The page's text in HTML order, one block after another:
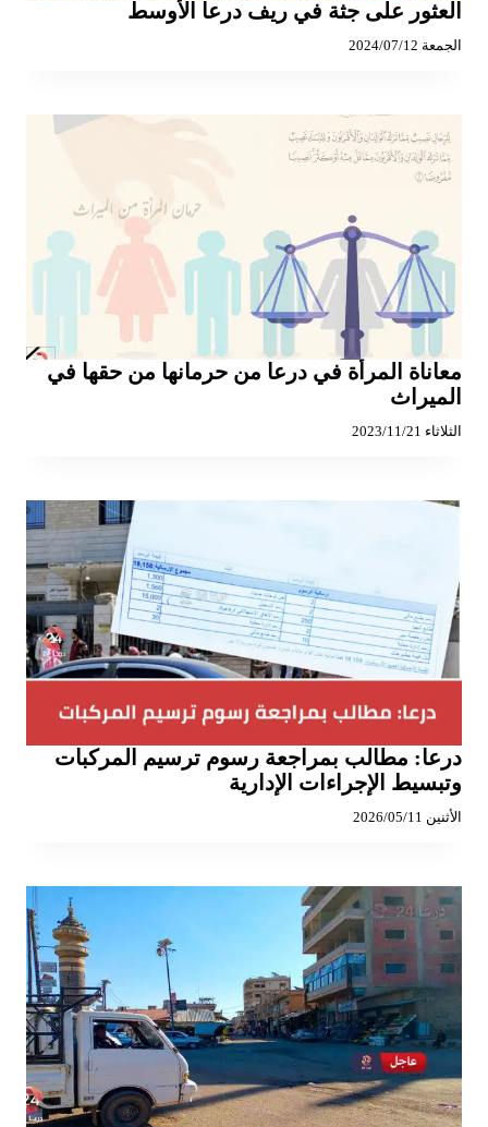
العثور على جثة في ريف درعا الأوسط
الجمعة 2024/07/12
معاناة المرأة في درعا من حرمانها من حقها في
الميراث
الثلاثاء 2023/11/21
درعا: مطالب بمراجعة رسوم ترسيم المركبات
وتبسيط الإجراءات الإدارية
الأثنين 2026/05/11